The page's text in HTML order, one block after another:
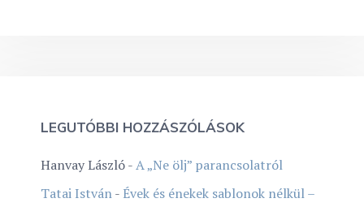
LEGUTÓBBI HOZZÁSZÓLÁSOK
Hanvay László-A „Ne ölj” parancsolatról
Tatai István- Évek és énekek sablonok nélkül –